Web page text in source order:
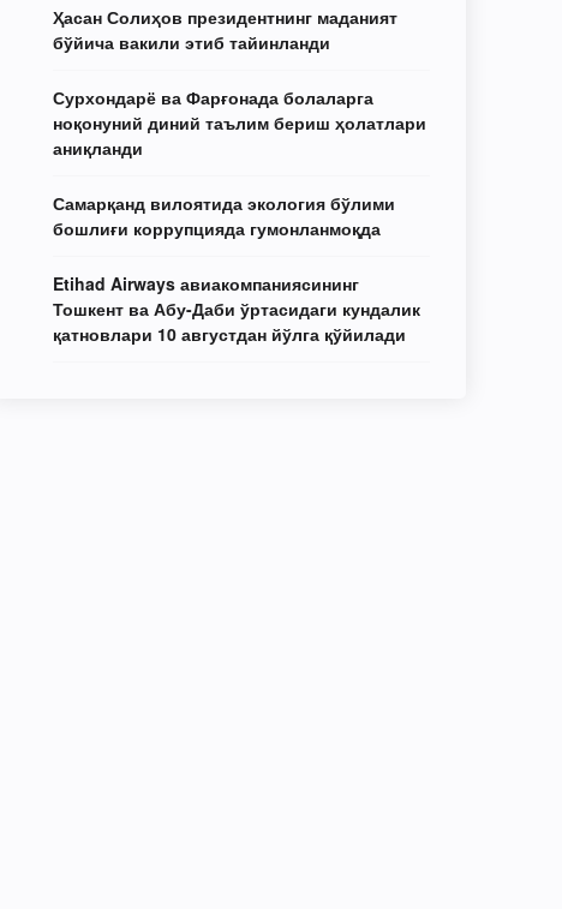
Ҳасан Солиҳов президентнинг маданият
бўйича вакили этиб тайинланди
Сурхондарё ва Фарғонада болаларга
ноқонуний диний таълим бериш ҳолатлари
аниқланди
Самарқанд вилоятида экология бўлими
бошлиғи коррупцияда гумонланмоқда
Etihad Airways авиакомпаниясининг
Тошкент ва Абу-Даби ўртасидаги кундалик
қатновлари 10 августдан йўлга қўйилади